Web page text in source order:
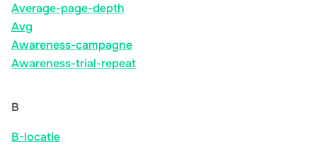
Average-page-depth
Avg
Awareness-campagne
Awareness-trial-repeat
B
B-locatie